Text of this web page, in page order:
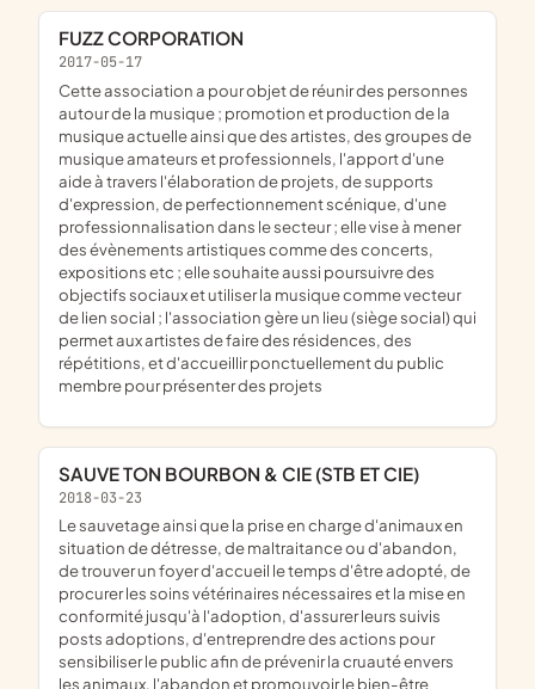
FUZZ CORPORATION
2017-05-17
cette association a pour objet de réunir des personnes
autour de la musique ; promotion et production de la
musique actuelle ainsi que des artistes, des groupes de
musique amateurs et professionnels, l'apport d'une
aide à travers l'élaboration de projets, de supports
d'expression, de perfectionnement scénique, d'une
professionnalisation dans le secteur ; elle vise à mener
des évènements artistiques comme des concerts,
expositions etc ; elle souhaite aussi poursuivre des
objectifs sociaux et utiliser la musique comme vecteur
de lien social ; l'association gère un lieu (siège social) qui
permet aux artistes de faire des résidences, des
répétitions, et d'accueillir ponctuellement du public
membre pour présenter des projets
SAUVE TON BOURBON & CIE (STB ET CIE)
2018-03-23
le sauvetage ainsi que la prise en charge d'animaux en
situation de détresse, de maltraitance ou d'abandon,
de trouver un foyer d'accueil le temps d'être adopté, de
procurer les soins vétérinaires nécessaires et la mise en
conformité jusqu'à l'adoption, d'assurer leurs suivis
posts adoptions, d'entreprendre des actions pour
sensibiliser le public afin de prévenir la cruauté envers
les animaux, l'abandon et promouvoir le bien-être